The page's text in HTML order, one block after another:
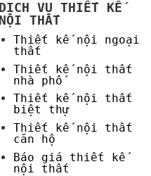
DỊCH VỤ THIẾT KẾ
NỘI THẤT
Thiết kế nội ngoại
thất
Thiết kế nội thất
nhà phố
Thiết kế nội thất
biệt thự
Thiết kế nội thất
căn hộ
Báo giá thiết kế
nội thất